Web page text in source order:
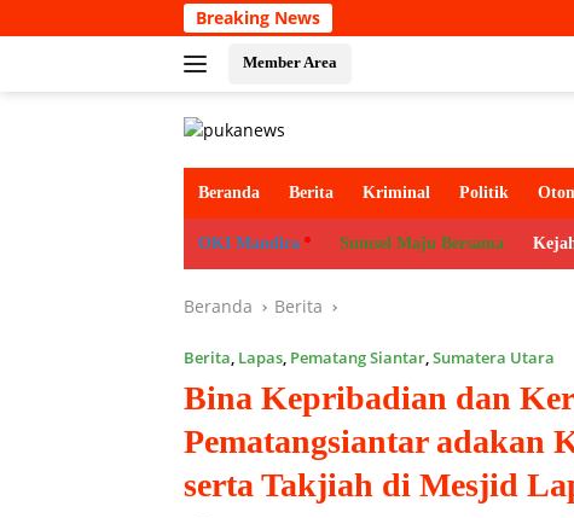
ke
Breaking News
Member Area
Beranda Berita Kriminal Politik
OKI Mandira Sumsel Maju Bersama
Beranda Berita
Berita, Lapas, Pematang Siantar,Sumatera Utara
Bina Kepribadian dan
Pematangsiantar adakan
serta Takjiah di Mesjid